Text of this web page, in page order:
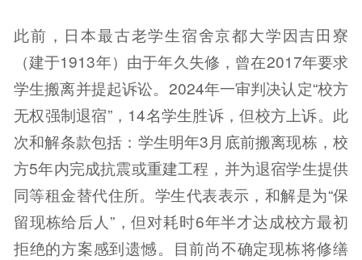
此前，日本最古老学生宿舍京都大学因吉田寮
（建于1913年）由于年久失修，曾在2017年要求
学生搬离并提起诉讼。2024年一审判决认定“校方
无权强制退宿”，14名学生胜诉，但校方上诉。此
次和解条款包括：学生明年3月底前搬离现栋，校
方5年内完成抗震或重建工程，并为退宿学生提供
同等租金替代住所。学生代表表示，和解是为“保
留现栋给后人”，但对耗时6年半才达成校方最初
拒绝的方案感到遗憾。目前尚不确定现栋将修缮